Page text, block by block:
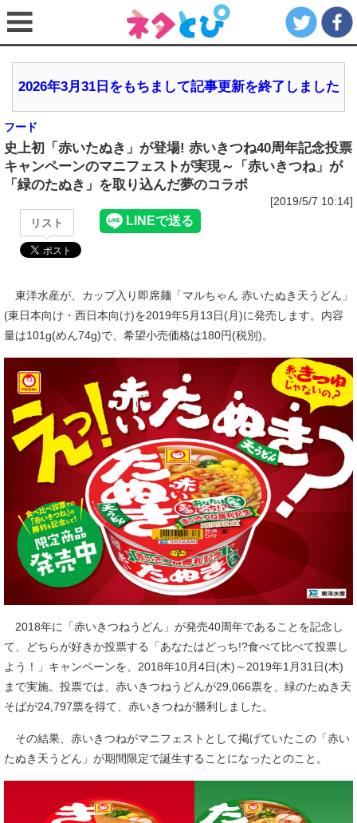
2026年3月31日をもちまして記事更新を終了しました
フード
史上初「赤いたぬき」が登場! 赤いきつね40周年記念投票
キャンペーンのマニフェストが実現～「赤いきつね」が
「緑のたぬき」を取り込んだ夢のコラボ
[2019/5/7 10:14]
リスト
東洋水産が、カップ入り即席麺「マルちゃん 赤いたぬき天うどん」
(東日本向け・西日本向け)を2019年5月13日(月)に発売します。内容
量は101g(めん74g)で、希望小売価格は180円(税別)。
2018年に「赤いきつねうどん」が発売40周年であることを記念し
て、どちらが好きか投票する「あなたはどっち!?食べて比べて投票し
よう！」キャンペーンを、2018年10月4日(木)～2019年1月31日(木)
まで実施。投票では、赤いきつねうどんが29,066票を、緑のたぬき天
そばが24,797票を得て、赤いきつねが勝利しました。
その結果、赤いきつねがマニフェストとして掲げていたこの「赤い
たぬき天うどん」が期間限定で誕生することになったとのこと。